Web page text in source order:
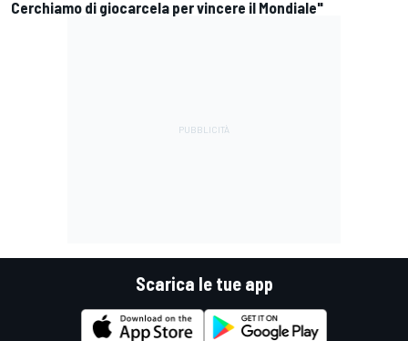
Cerchiamo di giocarcela per vincere il Mondiale"
Scarica le tue app